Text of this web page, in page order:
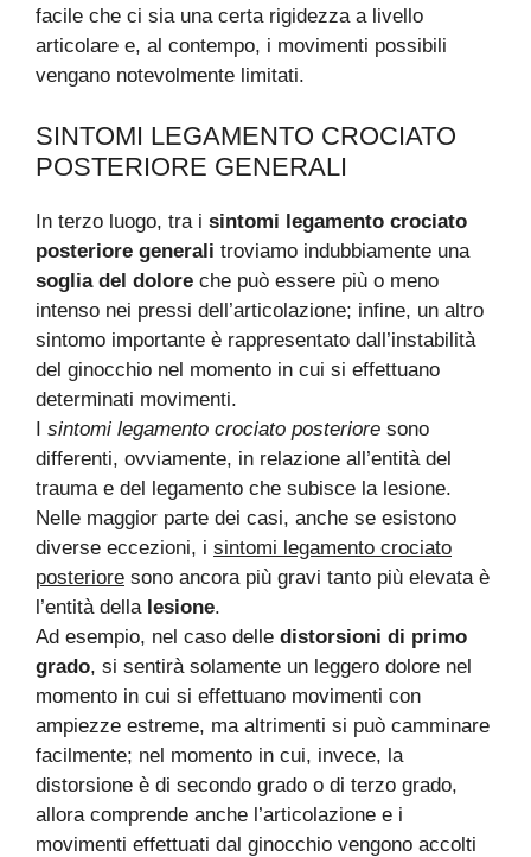
facile che ci sia una certa rigidezza a livello
articolare e, al contempo, i movimenti possibili
vengano notevolmente limitati.
SINTOMI LEGAMENTO CROCIATO
POSTERIORE GENERALI
In terzo luogo, tra i sintomi legamento crociato
posteriore generali troviamo indubbiamente una
soglia del dolore che può essere più o meno
intenso nei pressi dell’articolazione; infine, un altro
sintomo importante è rappresentato dall’instabilità
del ginocchio nel momento in cui si effettuano
determinati movimenti.
I sintomi legamento crociato posteriore sono
differenti, ovviamente, in relazione all’entità del
trauma e del legamento che subisce la lesione.
Nelle maggior parte dei casi, anche se esistono
diverse eccezioni, i sintomi legamento crociato
posteriore sono ancora più gravi tanto più elevata è
l’entità della lesione.
Ad esempio, nel caso delle distorsioni di primo
grado, si sentirà solamente un leggero dolore nel
momento in cui si effettuano movimenti con
ampiezze estreme, ma altrimenti si può camminare
facilmente; nel momento in cui, invece, la
distorsione è di secondo grado o di terzo grado,
allora comprende anche l’articolazione e i
movimenti effettuati dal ginocchio vengono accolti